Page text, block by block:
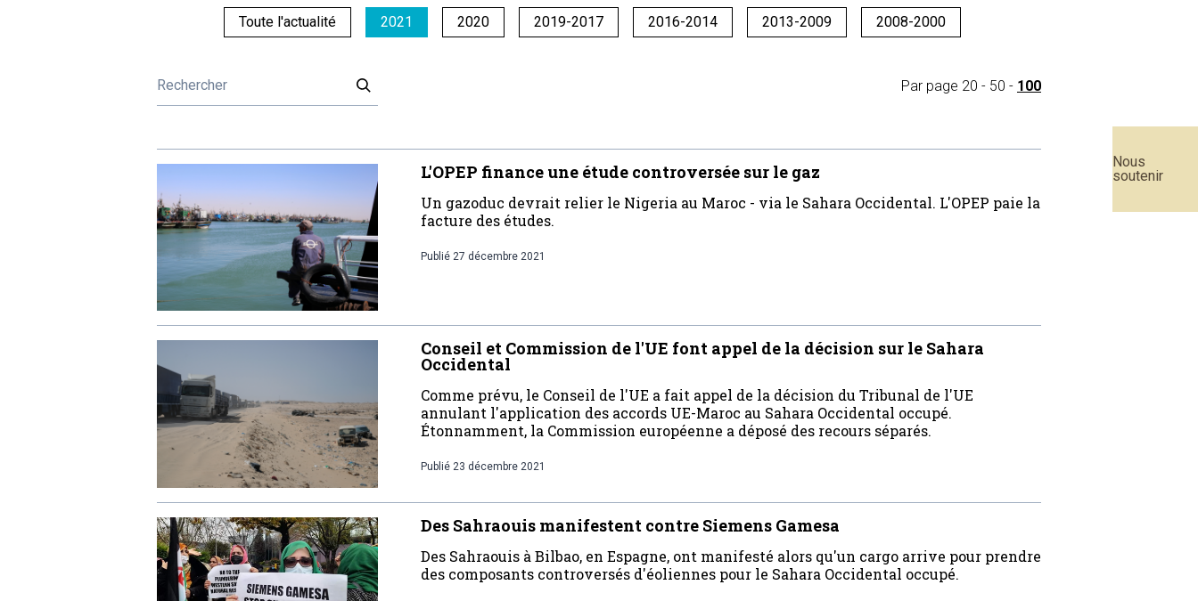
Nous
soutenir
Toute l'actualité 2021 2020 2019-2017 2016-2014 2013-2009 2008-2000
Par page 20 - 50 - 100
L'OPEP finance une étude controversée sur le gaz
Un gazoduc devrait relier le Nigeria au Maroc - via le Sahara Occidental. L'OPEP paie la
facture des études.
Publié 27 décembre 2021
Conseil et Commission de l'UE font appel de la décision sur le Sahara
Occidental
Comme prévu, le Conseil de l'UE a fait appel de la décision du Tribunal de l'UE
annulant l'application des accords UE-Maroc au Sahara Occidental occupé.
Étonnamment, la Commission européenne a déposé des recours séparés.
Publié 23 décembre 2021
Des Sahraouis manifestent contre Siemens Gamesa
Des Sahraouis à Bilbao, en Espagne, ont manifesté alors qu'un cargo arrive pour prendre
des composants controversés d'éoliennes pour le Sahara Occidental occupé.